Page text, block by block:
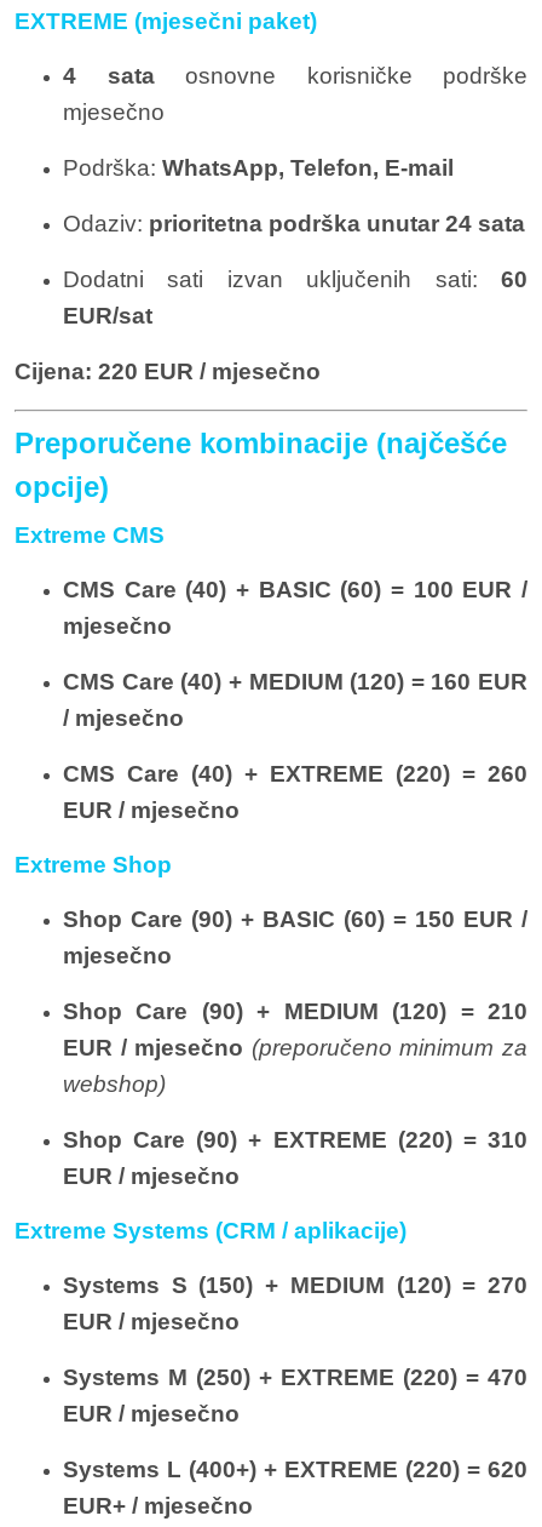
EXTREME (mjesečni paket)
4 sataosnovne korisničke podrške
mjesečno
Podrška: WhatsApp, Telefon, E-mail
Odaziv: prioritetna podrška unutar 24 sata
Dodatni sati izvan uključenih sati: 60
EUR/sat
Cijena: 220 EUR / mjesečno
Preporučene kombinacije (najčešće
opcije)
Extreme CMS
CMS Care (40) + BASIC (60) = 100 EUR /
mjesečno
CMS Care (40) + MEDIUM (120) = 160 EUR
/ mjesečno
CMS Care (40) + EXTREME (220) = 260
EUR / mjesečno
Extreme Shop
Shop Care (90) + BASIC (60) = 150 EUR /
mjesečno
Shop Care (90) + MEDIUM (120) = 210
EUR / mjesečno (preporučeno minimum za
webshop)
Shop Care (90) + EXTREME (220) = 310
EUR / mjesečno
Extreme Systems (CRM / aplikacije)
Systems S (150) + MEDIUM (120) = 270
EUR / mjesečno
Systems M (250) + EXTREME (220) = 470
EUR / mjesečno
Systems L (400+) + EXTREME (220) = 620
EUR+ / mjesečno